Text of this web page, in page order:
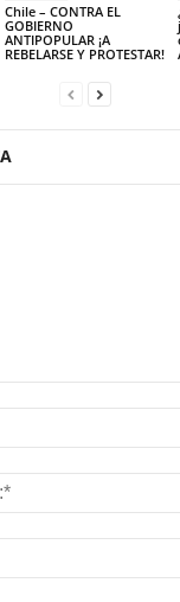
Chile – CONTRA EL
GOBIERNO
ANTIPOPULAR ¡A
REBELARSE Y PROTESTAR!